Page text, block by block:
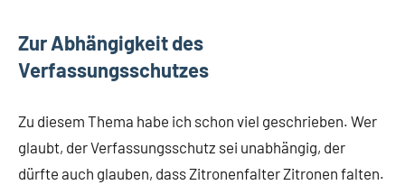
Zur Abhängigkeit des
Verfassungsschutzes
Zu diesem Thema habe ich schon viel geschrieben. Wer
glaubt, der Verfassungsschutz sei unabhängig, der
dürfte auch glauben, dass Zitronenfalter Zitronen falten.